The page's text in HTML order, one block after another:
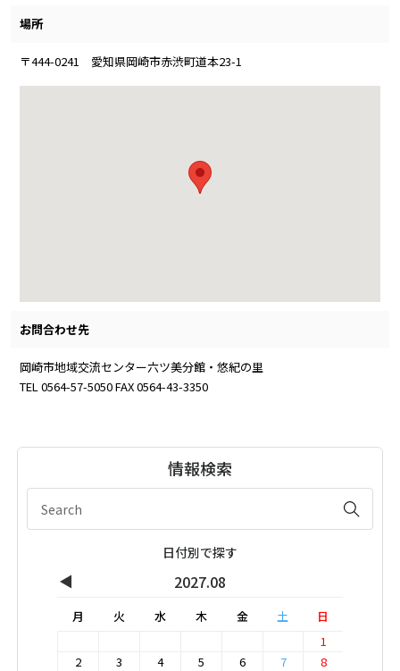
場所
〒444-0241 愛知県岡崎市赤渋町道本23-1
お問合わせ先
岡崎市地域交流センター六ツ美分館・悠紀の里
TEL 0564-57-5050 FAX 0564-43-3350
情報検索
日付別で探す
◀ 2027.08
月 火 水 木 金 土
日
1
2
3 4 5 6 7
8